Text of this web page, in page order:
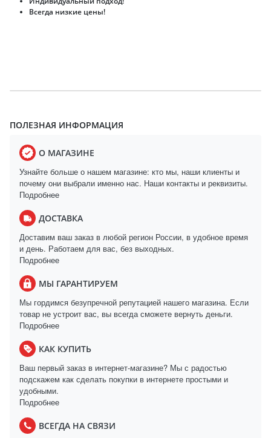
Всегда низкие цены!
ПОЛЕЗНАЯ ИНФОРМАЦИЯ
О МАГАЗИНЕ
Узнайте больше о нашем магазине: кто мы, наши клиенты и
почему они выбрали именно нас. Наши контакты и реквизиты.
Подробнее
ДОСТАВКА
Доставим ваш заказ в любой регион России, в удобное время
и день. Работаем для вас, без выходных.
Подробнее
МЫ ГАРАНТИРУЕМ
Мы гордимся безупречной репутацией нашего магазина. Если
товар не устроит вас, вы всегда сможете вернуть деньги.
Подробнее
КАК КУПИТЬ
Ваш первый заказ в интернет-магазине? Мы с радостью
подскажем как сделать покупки в интернете простыми и
удобными.
Подробнее
ВСЕГДА НА СВЯЗИ